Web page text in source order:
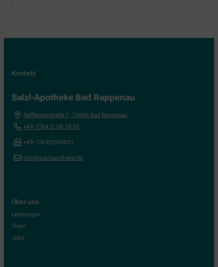
Kontakt
Salzl-Apotheke Bad Rappenau
Raiffeisenstraße 1 , 74906 Bad Rappenau
+49-7264 /2 08 10 01
+49-7264/2084031
info@salzlapotheke.de
Über uns
Leistungen
Team
Jobs